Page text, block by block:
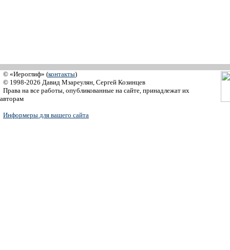
© «Иероглиф» (контакты)
© 1998-2026 Давид Мзареулян, Сергей Козинцев
Права на все работы, опубликованные на сайте, принадлежат их
авторам
Информеры для вашего сайта